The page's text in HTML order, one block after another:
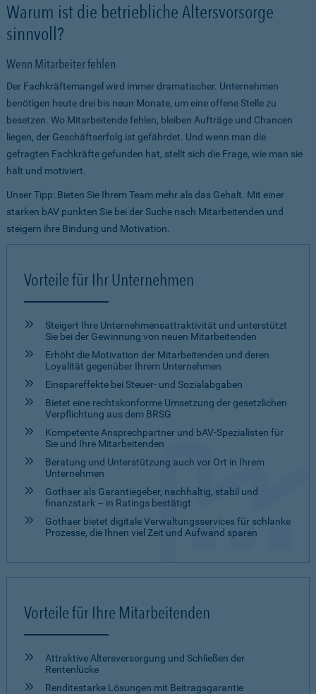
Warum ist die betriebliche Altersvorsorge
sinnvoll?
Wenn Mitarbeiter fehlen
Der Fachkräftemangel wird immer dramatischer. Unternehmen
benötigen heute drei bis neun Monate, um eine offene Stelle zu
besetzen. Wo Mitarbeitende fehlen, bleiben Aufträge und Chancen
liegen, der Geschäftserfolg ist gefährdet. Und wenn man die
gefragten Fachkräfte gefunden hat, stellt sich die Frage, wie man sie
hält und motiviert.
Unser Tipp: Bieten Sie Ihrem Team mehr als das Gehalt. Mit einer
starken bAV punkten Sie bei der Suche nach Mitarbeitenden und
steigern ihre Bindung und Motivation.
Vorteile für Ihr Unternehmen
Steigert Ihre Unternehmensattraktivität und unterstützt
Sie bei der Gewinnung von neuen Mitarbeitenden
Erhöht die Motivation der Mitarbeitenden und deren
Loyalität gegenüber Ihrem Unternehmen
Einspareffekte bei Steuer- und Sozialabgaben
Bietet eine rechtskonforme Umsetzung der gesetzlichen
Verpflichtung aus dem BRSG
Kompetente Ansprechpartner und bAV-Spezialisten für
Sie und Ihre Mitarbeitenden
Beratung und Unter­stützung auch vor Ort in Ihrem
Unter­nehmen
Gothaer als Garantiegeber, nachhaltig, stabil und
finanzstark – in Ratings bestätigt
Gothaer bietet digitale Verwaltungsservices für schlanke
Prozesse, die Ihnen viel Zeit und Aufwand sparen
Vorteile für Ihre Mitarbeitenden
Attraktive Altersversorgung und Schließen der
Rentenlücke
Renditestarke Lösungen mit Beitragsgarantie